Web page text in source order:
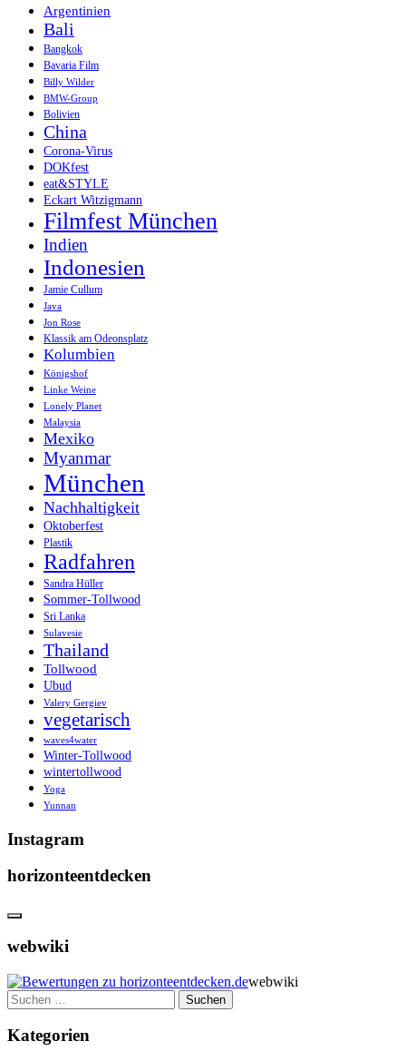
Argentinien
Bali
Bangkok
Bavaria Film
Billy Wilder
BMW-Group
Bolivien
China
Corona-Virus
DOKfest
eat&STYLE
Eckart Witzigmann
Filmfest München
Indien
Indonesien
Jamie Cullum
Java
Jon Rose
Klassik am Odeonsplatz
Kolumbien
Königshof
Linke Weine
Lonely Planet
Malaysia
Mexiko
Myanmar
München
Nachhaltigkeit
Oktoberfest
Plastik
Radfahren
Sandra Hüller
Sommer-Tollwood
Sri Lanka
Sulavesie
Thailand
Tollwood
Ubud
Valery Gergiev
vegetarisch
waves4water
Winter-Tollwood
wintertollwood
Yoga
Yunnan
Instagram
horizonteentdecken
webwiki
webwiki
Suchen
nach:
Kategorien